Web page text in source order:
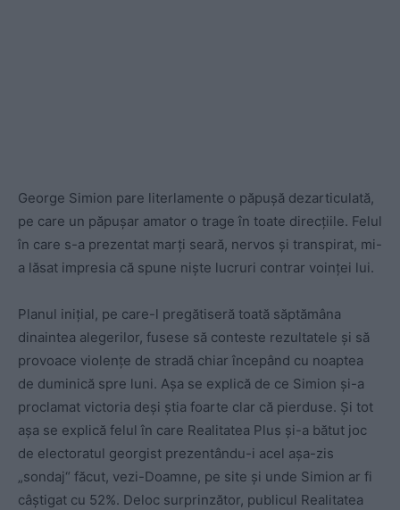
George Simion pare literlamente o păpușă dezarticulată,
pe care un păpușar amator o trage în toate direcțiile. Felul
în care s-a prezentat marți seară, nervos și transpirat, mi-
a lăsat impresia că spune niște lucruri contrar voinței lui.
Planul inițial, pe care-l pregătiseră toată săptămâna
dinaintea alegerilor, fusese să conteste rezultatele și să
provoace violențe de stradă chiar începând cu noaptea
de duminică spre luni. Așa se explică de ce Simion și-a
proclamat victoria deși știa foarte clar că pierduse. Și tot
așa se explică felul în care Realitatea Plus și-a bătut joc
de electoratul georgist prezentându-i acel așa-zis
„sondaj“ făcut, vezi-Doamne, pe site și unde Simion ar fi
câștigat cu 52%. Deloc surprinzător, publicul Realitatea